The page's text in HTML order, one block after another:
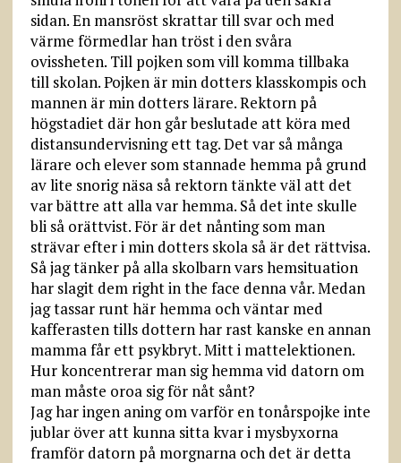
sidan. En mansröst skrattar till svar och med
värme förmedlar han tröst i den svåra
ovissheten. Till pojken som vill komma tillbaka
till skolan. Pojken är min dotters klasskompis och
mannen är min dotters lärare. Rektorn på
högstadiet där hon går beslutade att köra med
distansundervisning ett tag. Det var så många
lärare och elever som stannade hemma på grund
av lite snorig näsa så rektorn tänkte väl att det
var bättre att alla var hemma. Så det inte skulle
bli så orättvist. För är det nånting som man
strävar efter i min dotters skola så är det rättvisa.
Så jag tänker på alla skolbarn vars hemsituation
har slagit dem right in the face denna vår. Medan
jag tassar runt här hemma och väntar med
kafferasten tills dottern har rast kanske en annan
mamma får ett psykbryt. Mitt i mattelektionen.
Hur koncentrerar man sig hemma vid datorn om
man måste oroa sig för nåt sånt?
Jag har ingen aning om varför en tonårspojke inte
jublar över att kunna sitta kvar i mysbyxorna
framför datorn på morgnarna och det är detta